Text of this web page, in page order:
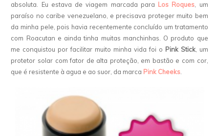
absoluta. Eu estava de viagem marcada para Los Roques, um
paraíso no caribe venezuelano, e precisava proteger muito bem
da minha pele, pois havia recentemente concluído um tratamento
com Roacutan e ainda tinha muitas manchinhas. O produto que
me conquistou por facilitar muito minha vida foi o Pink Stick, um
protetor solar com fator de alta proteção, em bastão e com cor,
que é resistente à agua e ao suor, da marca Pink Cheeks.